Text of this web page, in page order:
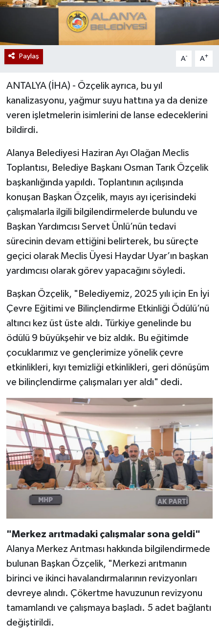
Paylaş A- A+
ANTALYA (İHA) - Özçelik ayrıca, bu yıl
kanalizasyonu, yağmur suyu hattına ya da denize
veren işletmelerin isimlerini de lanse edeceklerini
bildirdi.
Alanya Belediyesi Haziran Ayı Olağan Meclis
Toplantısı, Belediye Başkanı Osman Tarık Özçelik
başkanlığında yapıldı. Toplantının açılışında
konuşan Başkan Özçelik, mayıs ayı içerisindeki
çalışmalarla ilgili bilgilendirmelerde bulundu ve
Başkan Yardımcısı Servet Ünlü’nün tedavi
sürecinin devam ettiğini belirterek, bu süreçte
geçici olarak Meclis Üyesi Haydar Uyar’ın başkan
yardımcısı olarak görev yapacağını söyledi.
Başkan Özçelik, "Belediyemiz, 2025 yılı için En İyi
Çevre Eğitimi ve Bilinçlendirme Etkinliği Ödülü’nü
altıncı kez üst üste aldı. Türkiye genelinde bu
ödülü 9 büyükşehir ve biz aldık. Bu eğitimde
çocuklarımız ve gençlerimize yönelik çevre
etkinlikleri, kıyı temizliği etkinlikleri, geri dönüşüm
ve bilinçlendirme çalışmaları yer aldı" dedi.
"Merkez arıtmadaki çalışmalar sona geldi"
Alanya Merkez Arıtması hakkında bilgilendirmede
bulunan Başkan Özçelik, "Merkezi arıtmanın
birinci ve ikinci havalandırmalarının revizyonları
devreye alındı. Çökertme havuzunun revizyonu
tamamlandı ve çalışmaya başladı. 5 adet bağlantı
değiştirildi.